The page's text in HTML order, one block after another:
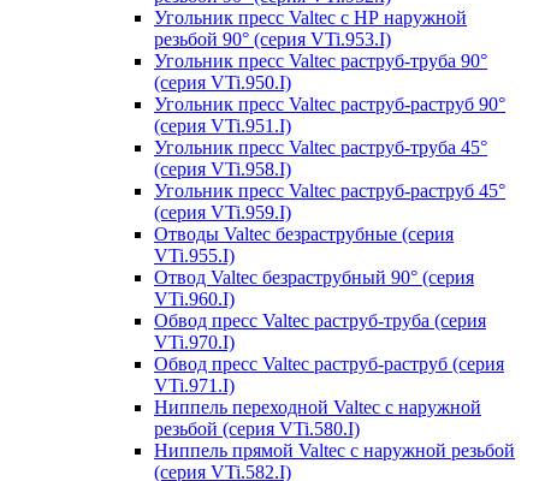
Угольник пресс Valtec с НР наружной
резьбой 90° (серия VTi.953.I)
Угольник пресс Valtec раструб-труба 90°
(серия VTi.950.I)
Угольник пресс Valtec раструб-раструб 90°
(серия VTi.951.I)
Угольник пресс Valtec раструб-труба 45°
(серия VTi.958.I)
Угольник пресс Valtec раструб-раструб 45°
(серия VTi.959.I)
Отводы Valtec безраструбные (серия
VTi.955.I)
Отвод Valtec безраструбный 90° (серия
VTi.960.I)
Обвод пресс Valtec раструб-труба (серия
VTi.970.I)
Обвод пресс Valtec раструб-раструб (серия
VTi.971.I)
Ниппель переходной Valtec с наружной
резьбой (серия VTi.580.I)
Ниппель прямой Valtec с наружной резьбой
(серия VTi.582.I)